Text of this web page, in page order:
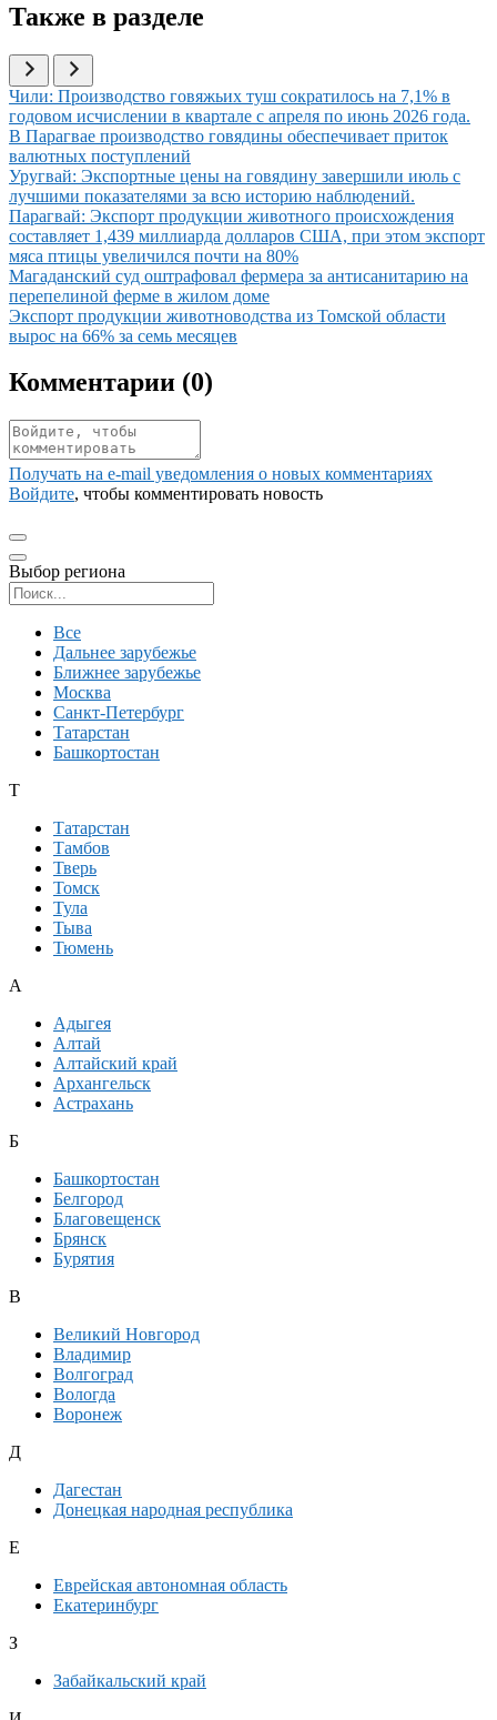
Также в разделе
Иллюстрация новости
Чили: Производство говяжьих туш сократилось на 7,1% в
годовом исчислении в квартале с апреля по июнь 2026 года.
Иллюстрация новости
В Парагвае производство говядины обеспечивает приток
валютных поступлений
Иллюстрация новости
Уругвай: Экспортные цены на говядину завершили июль с
лучшими показателями за всю историю наблюдений.
Иллюстрация новости
Парагвай: Экспорт продукции животного происхождения
составляет 1,439 миллиарда долларов США, при этом экспорт
мяса птицы увеличился почти на 80%
Иллюстрация новости
Магаданский суд оштрафовал фермера за антисанитарию на
перепелиной ферме в жилом доме
Иллюстрация новости
Экспорт продукции животноводства из Томской области
вырос на 66% за семь месяцев
Комментарии (0)
Получать на e‑mail уведомления о новых комментариях
Войдите, чтобы комментировать новость
Выбор региона
Все
Дальнее зарубежье
Ближнее зарубежье
Москва
Санкт-Петербург
Татарстан
Башкортостан
Т
Татарстан
Тамбов
Тверь
Томск
Тула
Тыва
Тюмень
А
Адыгея
Алтай
Алтайский край
Архангельск
Астрахань
Б
Башкортостан
Белгород
Благовещенск
Брянск
Бурятия
В
Великий Новгород
Владимир
Волгоград
Вологда
Воронеж
Д
Дагестан
Донецкая народная республика
Е
Еврейская автономная область
Екатеринбург
З
Забайкальский край